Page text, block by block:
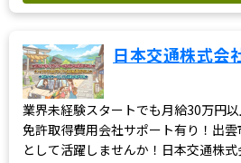
日本交通株式会
業界未経験スタートでも月給30万円
免許取得費用会社サポート有り！出
として活躍しませんか！日本交通株